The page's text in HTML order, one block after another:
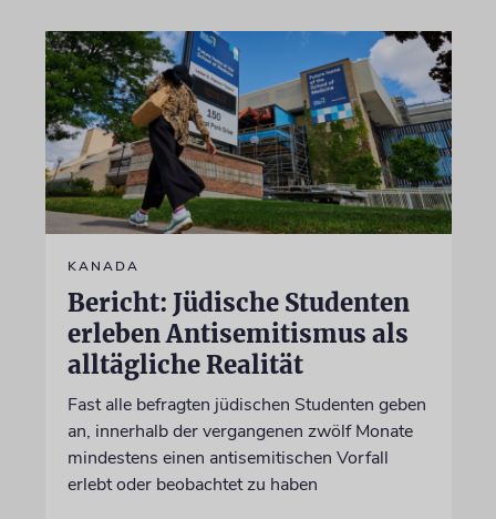
KANADA
Bericht: Jüdische Studenten
erleben Antisemitismus als
alltägliche Realität
Fast alle befragten jüdischen Studenten geben
an, innerhalb der vergangenen zwölf Monate
mindestens einen antisemitischen Vorfall
erlebt oder beobachtet zu haben